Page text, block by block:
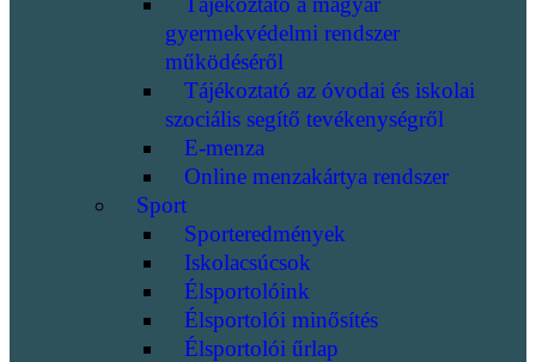
gyermekvédelmi rendszer
működéséről
Tájékoztató az óvodai és iskolai
szociális segítő tevékenységről
E-menza
Online menzakártya rendszer
Sport
Sporteredmények
Iskolacsúcsok
Élsportolóink
Élsportolói minősítés
Élsportolói űrlap